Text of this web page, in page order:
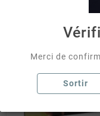
Merci de
Sortir